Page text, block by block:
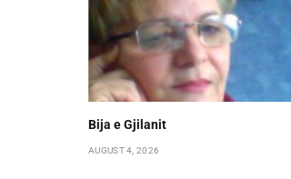
Bija e Gjilanit
AUGUST 4, 2026